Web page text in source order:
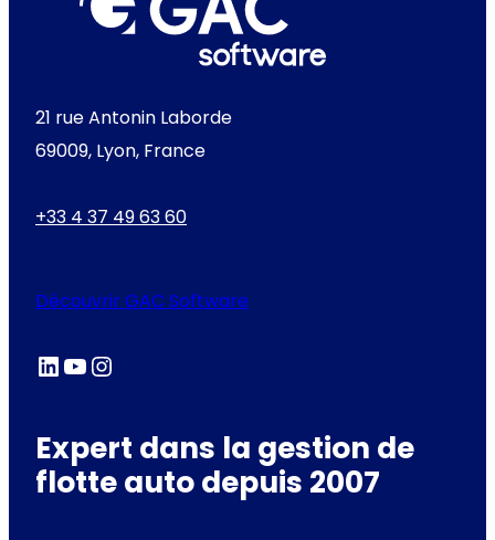
21 rue Antonin Laborde
69009, Lyon, France
+33 4 37 49 63 60
Découvrir GAC Software
LinkedIn YouTube Instagram
Expert dans la gestion de
flotte auto depuis 2007